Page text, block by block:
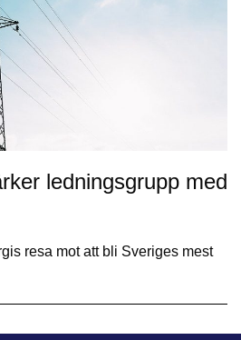
ledningsgrupp med
resa mot att bli Sveriges mest